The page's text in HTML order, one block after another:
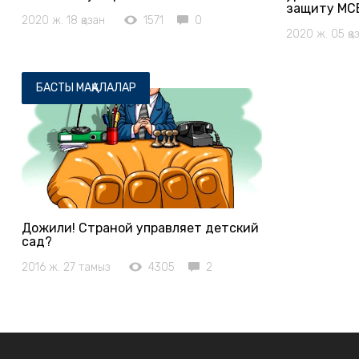
2020 ж. 18 қазан 1571 0
защиту
2020 ж. 05
БАСТЫ МАҚАЛАЛАР
Дожили! Страной управляет детский
сад?
2016 ж. 27 тамыз 4305 2